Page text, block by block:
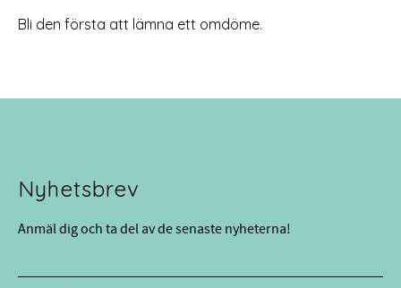
Bli den första att lämna ett omdöme.
Nyhetsbrev
Anmäl dig och ta del av de senaste nyheterna!